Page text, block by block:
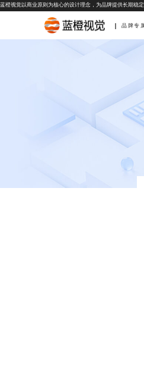
蓝橙视觉以商业原则为核心的设计理念，为品牌提供长期稳定
品牌专